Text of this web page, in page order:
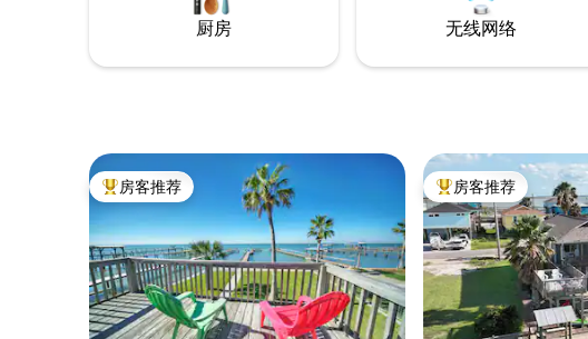
厨房 无线网络
热门「房客推荐」
房客推荐 热门「房客推荐」
房客推荐